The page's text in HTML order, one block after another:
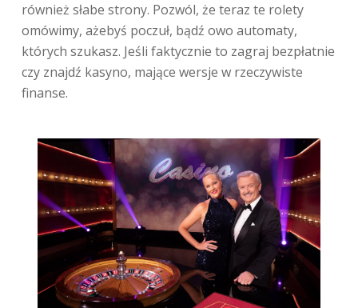
również słabe strony. Pozwól, że teraz te rolety
omówimy, ażebyś poczuł, bądź owo automaty,
których szukasz. Jeśli faktycznie to zagraj bezpłatnie
czy znajdź kasyno, mające wersje w rzeczywiste
finanse.